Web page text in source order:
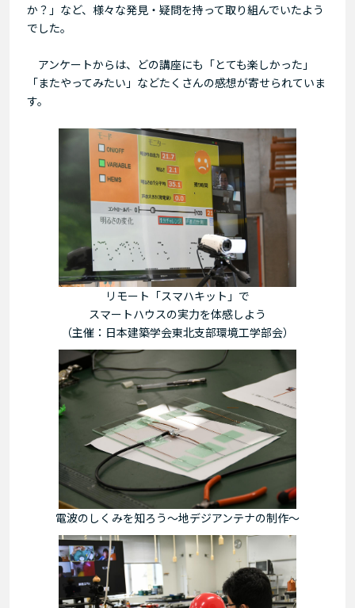
か？」など、様々な発見・疑問を持って取り組んでいたよう
でした。
アンケートからは、どの講座にも「とても楽しかった」
「またやってみたい」などたくさんの感想が寄せられていま
す。
リモート「スマハキット」で
スマートハウスの実力を体感しよう
（主催：日本建築学会東北支部環境工学部会）
電波のしくみを知ろう～地デジアンテナの制作～